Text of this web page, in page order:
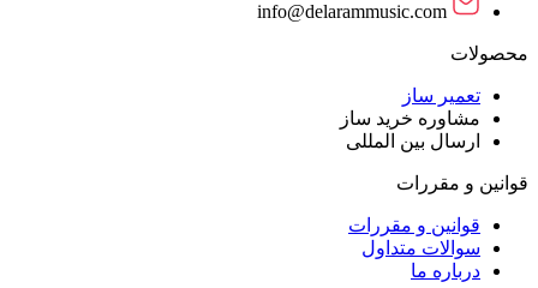
info@delarammusic.com
محصولات
تعمیر ساز
مشاوره خرید ساز
ارسال بین المللی
قوانین و مقررات
قوانین و مقررات
سوالات متداول
درباره ما